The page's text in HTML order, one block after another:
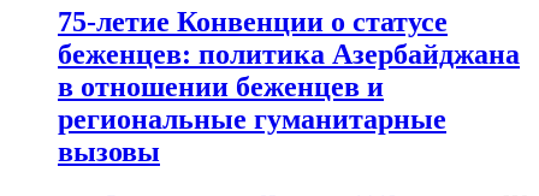
75-летие Конвенции о статусе
беженцев: политика Азербайджана
в отношении беженцев и
региональные гуманитарные
вызовы